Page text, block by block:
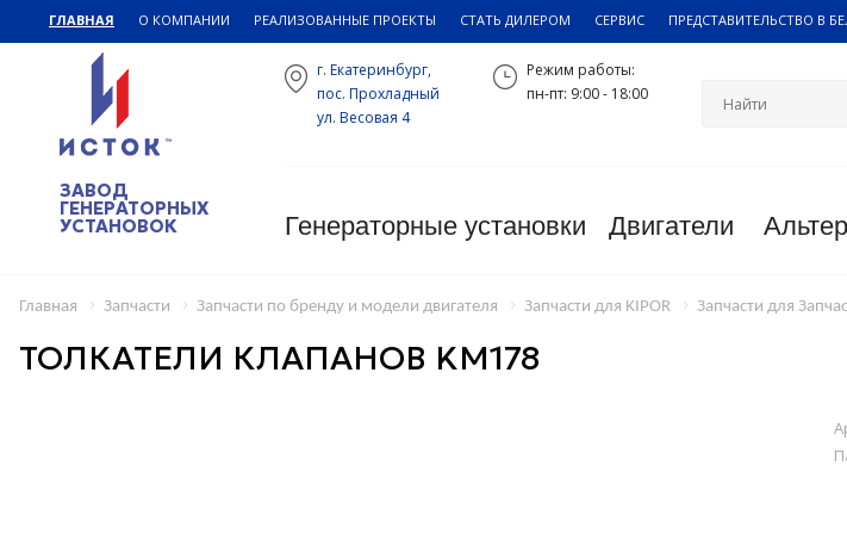
ГЛАВНАЯ О КОМПАНИИ РЕАЛИЗОВАННЫЕ ПРОЕКТЫ СТАТЬ ДИЛЕРОМ СЕРВИС ПРЕДСТАВИТЕЛЬСТВО В
ЗАВОД
ГЕНЕРАТОРНЫХ
УСТАНОВОК
г. Екатеринбург,
пос. Прохладный
ул. Весовая 4
Режим работы:
пн-пт: 9:00 - 18:00
Генераторные установки Двигатели
Главная Запчасти Запчасти по бренду и модели двигателя Запчасти для KIPOR Запчасти для
ТОЛКАТЕЛИ КЛАПАНОВ KM178